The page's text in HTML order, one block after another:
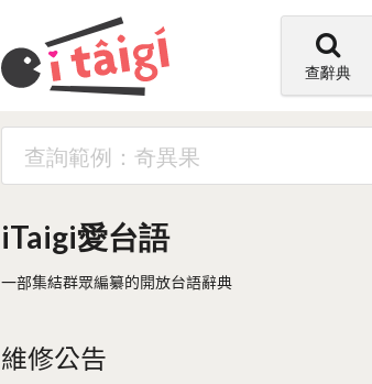
查辭典
iTaigi愛台語
一部集結群眾編纂的開放台語辭典
維修公告